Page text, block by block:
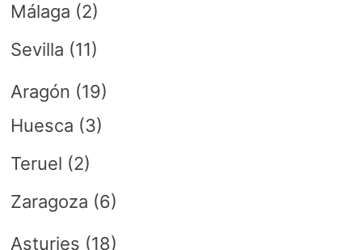
Málaga (2)
Sevilla (11)
Aragón (19)
Huesca (3)
Teruel (2)
Zaragoza (6)
Asturies (18)